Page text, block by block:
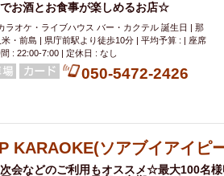
お酒とお食事が楽しめるお店☆
ラオケ・ライブハウス バー・カクテル 誕生日 | 那
・前島 | 県庁前駅より徒歩10分 | 平均予算 : | 座席
: 22:00-7:00 | 定休日 : なし
050-5472-2426
KARAOKE(ソアブイアイピ
会などのご利用もオススメ☆最大100名